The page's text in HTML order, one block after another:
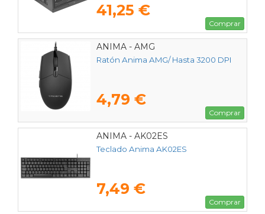
41,25 €
Comprar
ANIMA - AMG
Ratón Anima AMG/ Hasta 3200 DPI
4,79 €
Comprar
ANIMA - AK02ES
Teclado Anima AK02ES
7,49 €
Comprar